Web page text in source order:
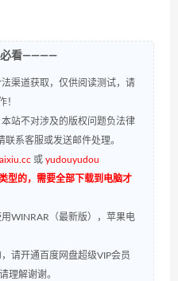
看————
渠道获取，仅供阅读测试，请
！
站不对涉及的版权问题负法律
系客服或发送邮件处理。
或 yudouyudou
型的，需要全部下载到电脑才
WINRAR（最新版），苹果电
，请开通百度网盘超级VIP会员
理解谢谢。